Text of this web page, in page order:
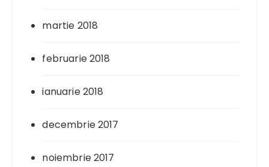
martie 2018
februarie 2018
ianuarie 2018
decembrie 2017
noiembrie 2017